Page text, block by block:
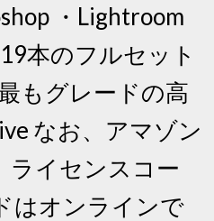
・Lightroom
本のフルセット
もグレードの高
なお、アマゾン
ライセンスコー
はオンラインで